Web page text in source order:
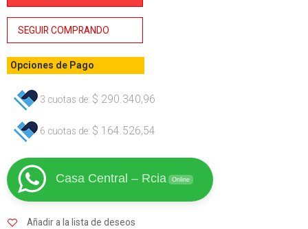
cantidad
SEGUIR COMPRANDO
Opciones de Pago
3 cuotas de: $ 290.340,96
6 cuotas de: $ 164.526,54
Casa Central – Rcia Online
Añadir a la lista de deseos